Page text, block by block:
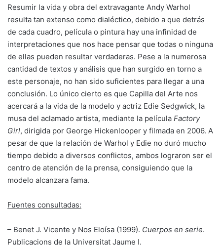
Resumir la vida y obra del extravagante Andy Warhol
resulta tan extenso como dialéctico, debido a que detrás
de cada cuadro, película o pintura hay una infinidad de
interpretaciones que nos hace pensar que todas o ninguna
de ellas pueden resultar verdaderas. Pese a la numerosa
cantidad de textos y análisis que han surgido en torno a
este personaje, no han sido suficientes para llegar a una
conclusión. Lo único cierto es que Capilla del Arte nos
acercará a la vida de la modelo y actriz Edie Sedgwick, la
musa del aclamado artista, mediante la película Factory
Girl, dirigida por George Hickenlooper y filmada en 2006. A
pesar de que la relación de Warhol y Edie no duró mucho
tiempo debido a diversos conflictos, ambos lograron ser el
centro de atención de la prensa, consiguiendo que la
modelo alcanzara fama.
Fuentes consultadas:
– Benet J. Vicente y Nos Eloísa (1999). Cuerpos en serie.
Publicacions de la Universitat Jaume I.